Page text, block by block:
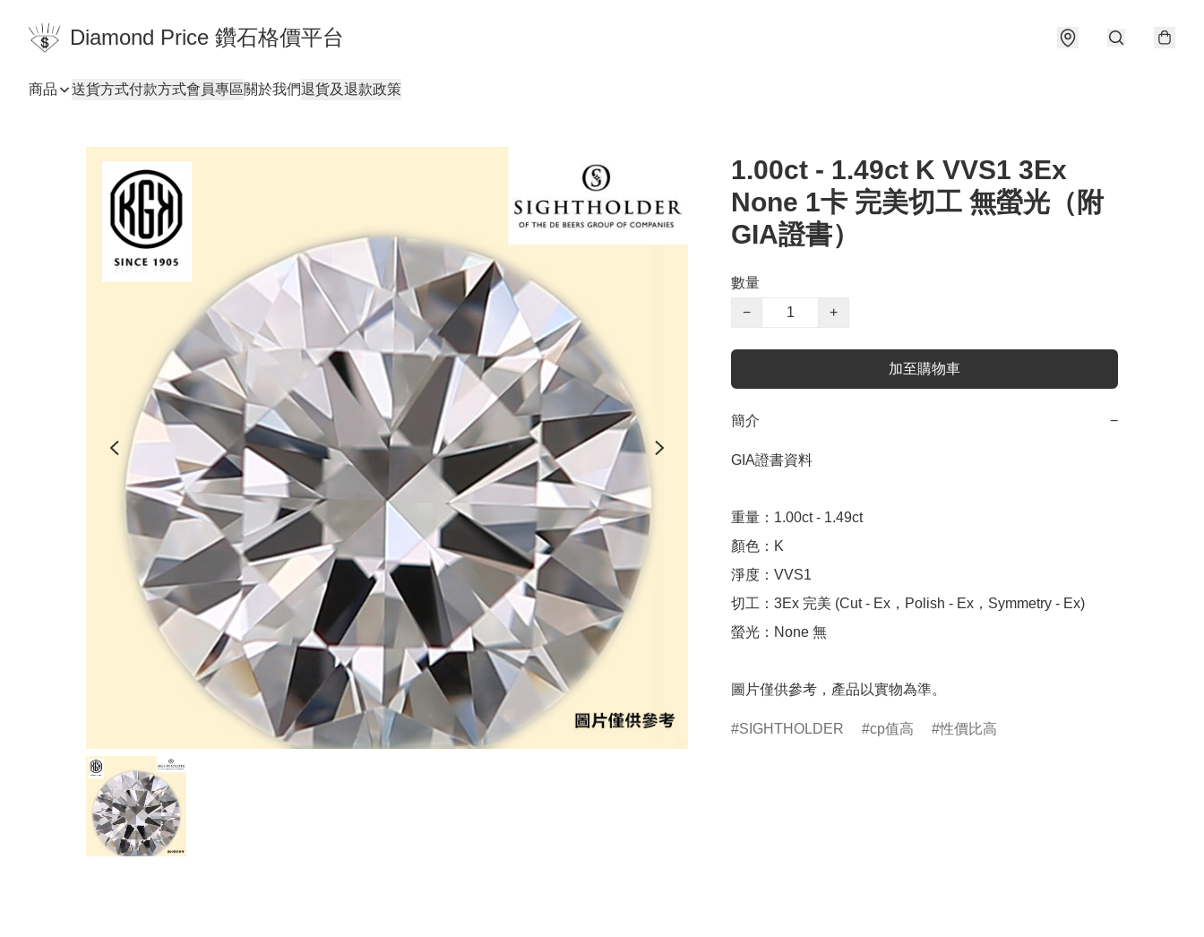
Diamond Price 鑽石格價平台
商品 送貨方式付款方式會員專區關於我們退貨及退款政策
1.00ct - 1.49ct K VVS1 3Ex
None 1卡 完美切工 無螢光（附
GIA證書）
數量
−
+
加至購物車
簡介 −
GIA證書資料
重量：1.00ct - 1.49ct
顏色：K
淨度：VVS1
切工：3Ex 完美 (Cut - Ex，Polish - Ex，Symmetry - Ex)
螢光：None 無
圖片僅供參考，產品以實物為準。
SIGHTHOLDER cp值高 性價比高